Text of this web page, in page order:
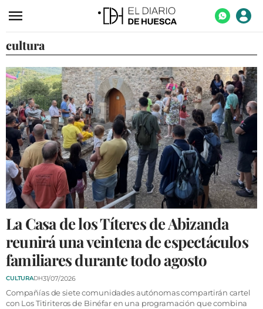
ACTUALIDAD
ECONOMÍA
TECNOLOGÍA
TURISMO
AGROALIMENTACIÓN
DEPORTES
CULTURA
SOCIEDAD
OPINIÓN
GALERÍAS
VÍDEOS
cultura
La Casa de los Títeres de Abizanda
reunirá una veintena de espectáculos
familiares durante todo agosto
CULTURADH31/07/2026
Compañías de siete comunidades autónomas compartirán cartel
con Los Titiriteros de Binéfar en una programación que combina